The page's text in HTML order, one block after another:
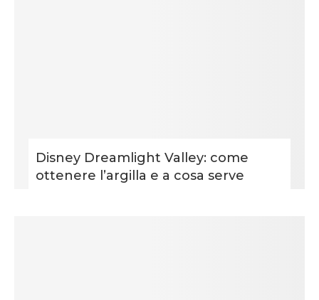
Disney Dreamlight Valley: come
ottenere l’argilla e a cosa serve